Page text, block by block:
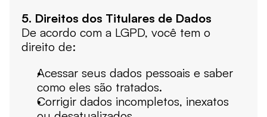
5. Direitos dos Titulares de Dados
De acordo com a LGPD, você tem o
direito de:
Acessar seus dados pessoais e saber
como eles são tratados.
Corrigir dados incompletos, inexatos